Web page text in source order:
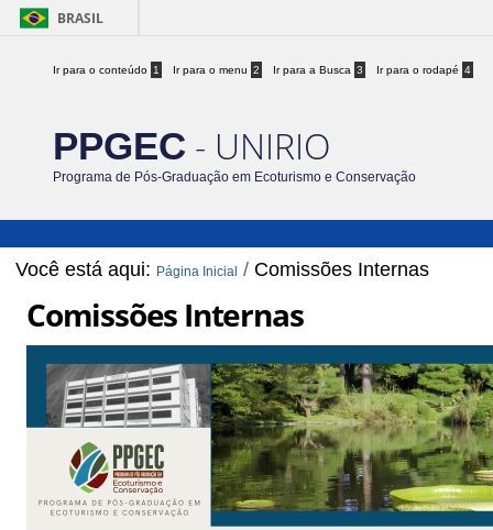
BRASIL
Ir para o conteúdo 1 Ir para o menu 2 Ir para a Busca 3 Ir para o rodapé 4
PPGEC - UNIRIO
Programa de Pós-Graduação em Ecoturismo e Conservação
Você está aqui: Página Inicial / Comissões Internas
Comissões Internas